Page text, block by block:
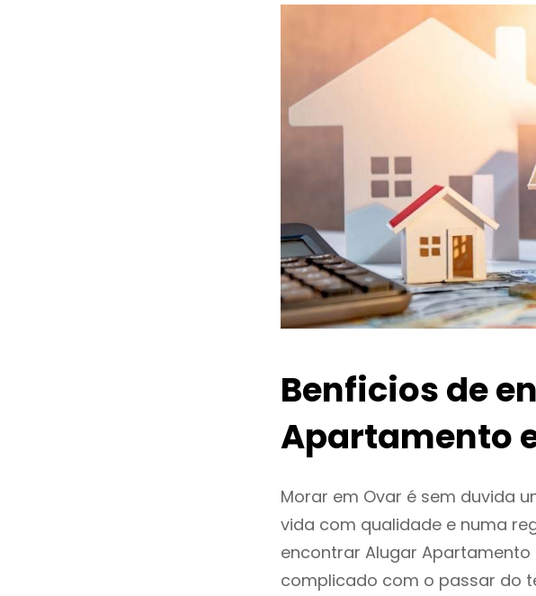
Benficios de
Apartamento
Morar em Ovar é sem duvida
vida com qualidade e numa
encontrar Alugar
complicado com o passar do